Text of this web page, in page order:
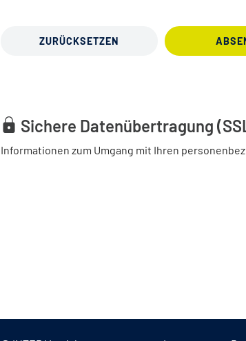
ZURÜCKSETZEN
Sichere Datenübertragung
Informationen zum Umgang mit Ihren